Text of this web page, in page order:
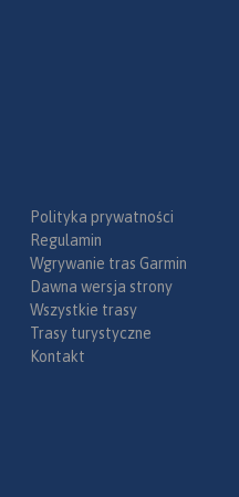
Polityka prywatności
Regulamin
Wgrywanie tras Garmin
Dawna wersja strony
Wszystkie trasy
Trasy turystyczne
Kontakt